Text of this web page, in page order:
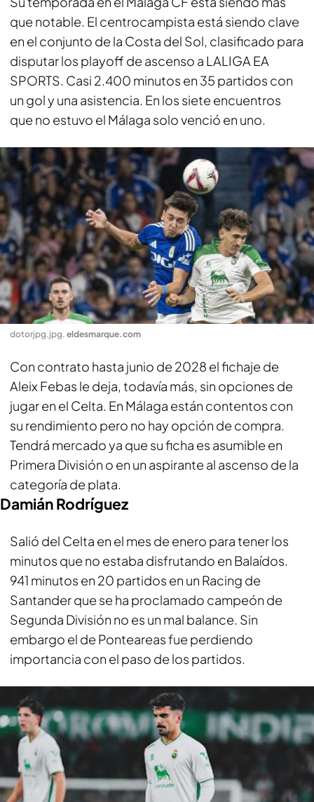
que notable. El centrocampista está siendo clave
en el conjunto de la Costa del Sol, clasificado para
disputar los playoff de ascenso a LALIGA EA
SPORTS. Casi 2.400 minutos en 35 partidos con
un gol y una asistencia. En los siete encuentros
que no estuvo el Málaga solo venció en uno.
dotorjpg.jpg. eldesmarque.com
Con contrato hasta junio de 2028 el fichaje de
Aleix Febas le deja, todavía más, sin opciones de
jugar en el Celta. En Málaga están contentos con
su rendimiento pero no hay opción de compra.
Tendrá mercado ya que su ficha es asumible en
Primera División o en un aspirante al ascenso de la
categoría de plata.
Damián Rodríguez
Salió del Celta en el mes de enero para tener los
minutos que no estaba disfrutando en Balaídos.
941 minutos en 20 partidos en un Racing de
Santander que se ha proclamado campeón de
Segunda División no es un mal balance. Sin
embargo el de Ponteareas fue perdiendo
importancia con el paso de los partidos.